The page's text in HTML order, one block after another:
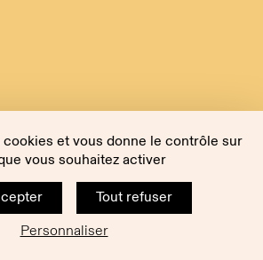
et vous donne le contrôle sur
vous souhaitez activer
Tout refuser
Personnaliser